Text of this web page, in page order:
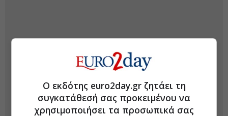
Ο εκδότης euro2day.gr ζητάει τη
συγκατάθεσή σας προκειμένου να
χρησιμοποιήσει τα προσωπικά σας